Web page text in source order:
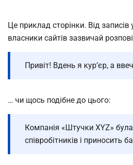
Це приклад сторінки. Від
власники сайтів зазвичай
Привіт! Вдень я кур’єр, а
… чи щось подібне до цього:
Компанія «Штучки XYZ» була
співробітників і приносить